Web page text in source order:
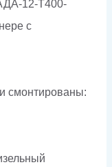
12-Т400-
с
смонтированы: